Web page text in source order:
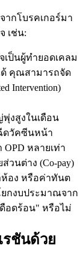
ากโบรคเกอร์มา
เช่น:
เป็นผู้ทำยอดเคลม
คุณสามารถจัด
Intervention)
งสูงในเดือน
ดวัคซีนหน้า
หลายเท่า
วนต่าง (Co-pay)
ห้อง หรือค่าทันต
กงบประมาณจาก
อดร้อน" หรือไม่
รชันด้วย